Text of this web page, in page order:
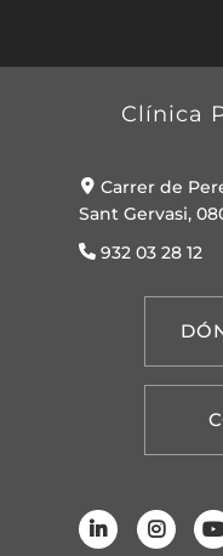
Clínica
Carrer de
Sant Gervasi,
932 03 28 12